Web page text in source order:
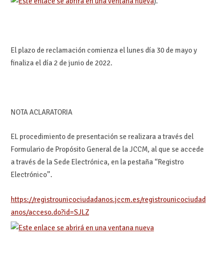
El plazo de reclamación comienza el lunes día 30 de mayo y
finaliza el día 2 de junio de 2022.
NOTA ACLARATORIA
EL procedimiento de presentación se realizara a través del
Formulario de Propósito General de la JCCM, al que se accede
a través de la Sede Electrónica, en la pestaña “Registro
Electrónico”.
https://registrounicociudadanos.jccm.es/registrounicociudad
anos/acceso.do?id=SJLZ